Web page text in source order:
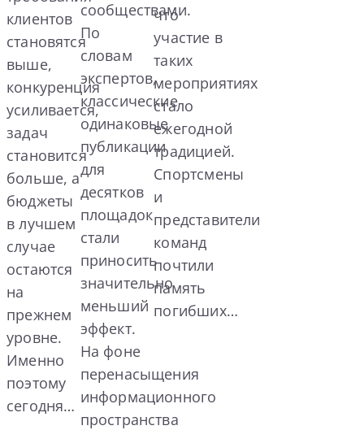
клиентов
становятся
выше,
конкуренция
усиливается,
задач
становится
больше, а
бюджеты
в лучшем
случае
остаются
на
прежнем
уровне.
Именно
поэтому
сегодня…
сообществами.
По
словам
экспертов,
классические
одинаковые
публикации
для
десятков
площадок
стали
приносить
значительно
меньший
эффект.
На фоне
перенасыщения
информационного
пространства
что
участие в
таких
мероприятиях
стало
ежегодной
традицией.
Спортсмены
и
представители
команд
почтили
память
погибших…